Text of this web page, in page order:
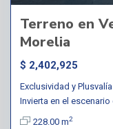
Terreno en
Morelia
$ 2,402,925
Exclusividad y
Invierta en el escenario
228.00 m2